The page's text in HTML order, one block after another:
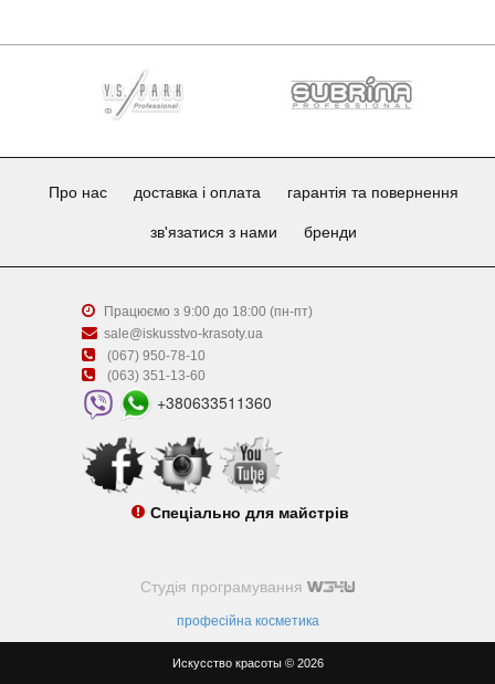
Про нас доставка і оплата гарантія та повернення
зв'язатися з нами бренди
Працюємо з 9:00 до 18:00 (пн-пт)
sale@iskusstvo-krasoty.ua
(067) 950-78-10
(063) 351-13-60
+380633511360
Спеціально для майстрів
Студія програмування
професійна косметика
Искусство красоты © 2026